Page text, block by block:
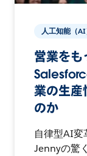
人工知能（AI
営業をも
業の生産
のか
自律型AI変
Jennyの驚